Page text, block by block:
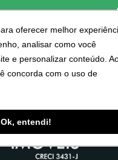
oferecer melhor
analisar como você
e personalizar conteúdo.
concorda com o uso de
Ok, entendi!